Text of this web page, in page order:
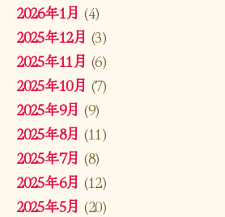
2026年1月 (4)
2025年12月 (3)
2025年11月 (6)
2025年10月 (7)
2025年9月 (9)
2025年8月 (11)
2025年7月 (8)
2025年6月 (12)
2025年5月 (20)